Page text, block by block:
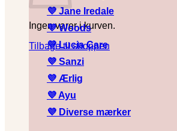
Ingen varer i kurven.
Tilbage til shoppen
💜Jane Iredale
💜Woods
💜Lucia Care
💜 Sanzi
💜 Ærlig
💜 Ayu
💜 Diverse mærker